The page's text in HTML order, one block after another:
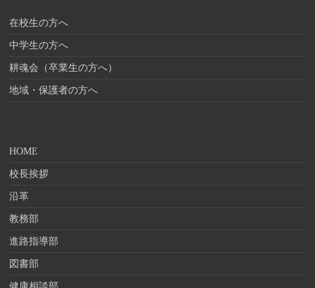
在校生の方へ
中学生の方へ
耕魂会（卒業生の方へ）
地域・保護者の方へ
HOME
校長挨拶
沿革
教務部
進路指導部
図書部